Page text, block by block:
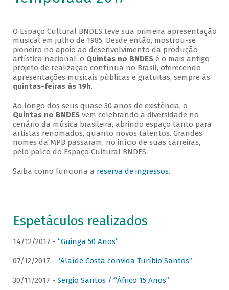
O Espaço Cultural BNDES teve sua primeira apresentação
musical em julho de 1985. Desde então, mostrou-se
pioneiro no apoio ao desenvolvimento da produção
artística nacional: o Quintas no BNDESé o mais antigo
projeto de realização contínua no Brasil, oferecendo
apresentações musicais públicas e gratuitas, sempre às
quintas-feiras às 19h.
Ao longo dos seus quase 30 anos de existência, o
Quintas no BNDESvem celebrando a diversidade no
cenário da música brasileira, abrindo espaço tanto para
artistas renomados, quanto novos talentos. Grandes
nomes da MPB passaram, no início de suas carreiras,
pelo palco do Espaço Cultural BNDES.
Saiba como funciona a reserva de ingressos.
Espetáculos realizados
14/12/2017 - “Guinga 50 Anos”
07/12/2017 - “Alaíde Costa convida Turíbio Santos”
30/11/2017 - Sergio Santos / “Áfrico 15 Anos”